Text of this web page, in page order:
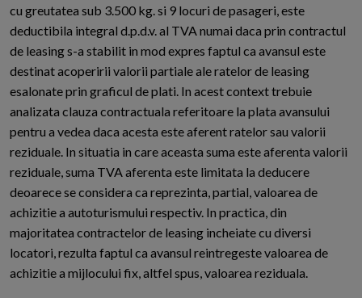
cu greutatea sub 3.500 kg. si 9 locuri de pasageri, este
deductibila integral d.p.d.v. al TVA numai daca prin contractul
de leasing s-a stabilit in mod expres faptul ca avansul este
destinat acoperirii valorii partiale ale ratelor de leasing
esalonate prin graficul de plati. In acest context trebuie
analizata clauza contractuala referitoare la plata avansului
pentru a vedea daca acesta este aferent ratelor sau valorii
reziduale. In situatia in care aceasta suma este aferenta valorii
reziduale, suma TVA aferenta este limitata la deducere
deoarece se considera ca reprezinta, partial, valoarea de
achizitie a autoturismului respectiv. In practica, din
majoritatea contractelor de leasing incheiate cu diversi
locatori, rezulta faptul ca avansul reintregeste valoarea de
achizitie a mijlocului fix, altfel spus, valoarea reziduala.